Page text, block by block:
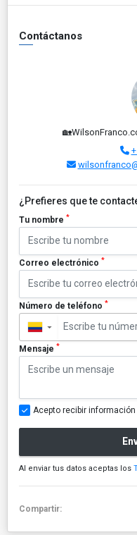
Contáctanos
¿Prefieres que te
Tu nombre *
Correo electrónico *
Número de teléfono *
▼
Mensaje *
Acepto recibir
Al enviar tus datos aceptas los
Compartir: